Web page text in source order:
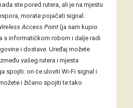
ste pored rutera, ali je na mjestu
morate pojačati signal.
Access Point(ja sam kupio
s informatičkom robom i dalje radi
i dostave. Uređaj možete
vašeg rutera i mjesta
spojiti: on će uloviti Wi-Fi signal i
i žičano spojiti te tako